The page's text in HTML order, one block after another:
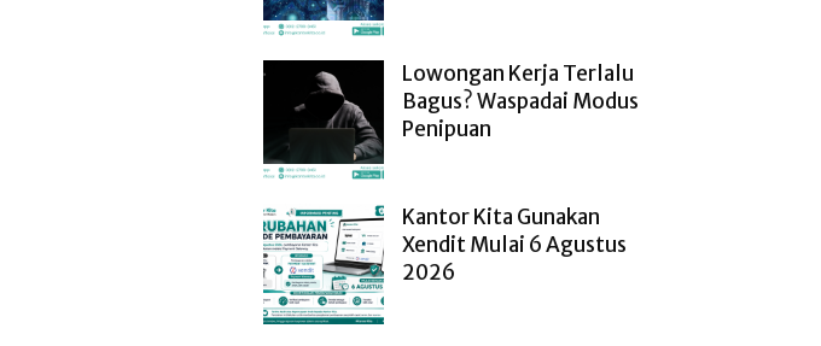
Lowongan Kerja Terlalu
Bagus? Waspadai Modus
Penipuan
Kantor Kita Gunakan
Xendit Mulai 6 Agustus
2026